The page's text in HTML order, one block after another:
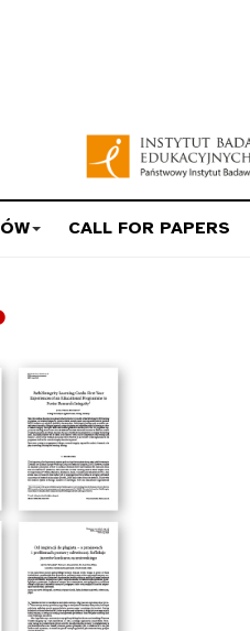
CALL FOR PAPERS